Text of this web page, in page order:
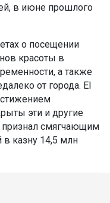
в июне прошлого
о посещении
красоты в
а также
от города. El
эти и другие
смягчающим
в казну 14,5 млн